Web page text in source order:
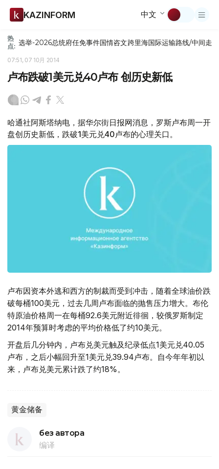
KAZINFORM 中文
热
点: 选举-2026总统府任免事件国情咨文跨里海国际运输路线/中间走廊
07:51, 07 10月 2014
卢布跌破1美元兑40卢布 创历史新低
哈通社阿斯塔纳电，据华尔街日报网消息，罗斯卢布周一开
盘创历史新低，跌破1美元兑40卢布的心理关口。
卢布因资本外逃和西方的制裁而受到冲击，随着全球油价跌
破每桶100美元，过去几周卢布面临的抛售压力增大。布伦
特原油价格周一在每桶92.6美元附近徘徊，较俄罗斯制定
2014年预算时考虑的平均价格低了约10美元。
开盘后几分钟内，卢布兑美元触及纪录低点1美元兑40.05
卢布，之后小幅回升至1美元兑39.94卢布。自今年年初以
来，卢布兑美元累计跌了约18%。
黄金储备
без автора
编译